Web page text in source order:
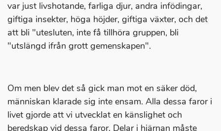
var just livshotande, farliga djur, andra infödingar,
giftiga insekter, höga höjder, giftiga växter, och det
att bli "utesluten, inte få tillhöra gruppen, bli
"utslängd ifrån grott gemenskapen".
Om men blev det så gick man mot en säker död,
människan klarade sig inte ensam. Alla dessa faror i
livet gjorde att vi utvecklat en känslighet och
beredskap vid dessa faror. Delar i hjärnan måste